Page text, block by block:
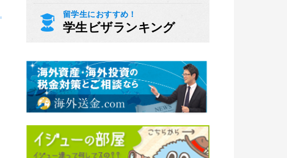
留学生におすすめ！
学生ビザランキング